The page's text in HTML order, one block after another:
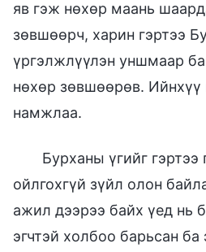
яв гэж нөхөр маань
зөвшөөрч, харин гэртээ
үргэлжлүүлэн уншмаар
нөхөр зөвшөөрөв. Ийнхүү
намжлаа.
Бурханы үгийг
ойлгохгүй зүйл олон
ажил дээрээ байх үед нь
эгчтэй холбоо барьсан ба